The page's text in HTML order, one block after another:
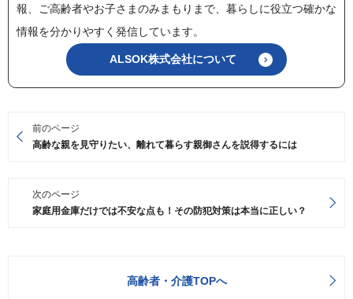
報、ご高齢者やお子さまのみまもりまで、暮らしに役立つ確かな
情報を分かりやすく発信しています。
ALSOK株式会社について
前のページ
高齢な親を見守りたい、離れて暮らす親御さんを説得するには
次のページ
家庭用金庫だけでは不安な点も！その防犯対策は本当に正しい？
高齢者・介護TOPへ